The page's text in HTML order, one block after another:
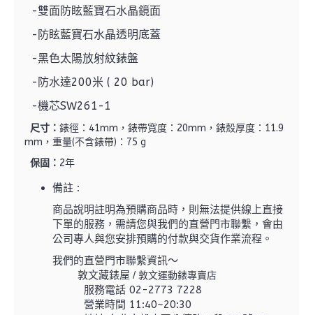
-雙面防眩藍寶石水晶鏡面
-防眩藍寶石水晶透明底蓋
-黑色太陽放射紋錶盤
-防水達200米 ( 20 bar)
-機芯SW261-1
尺寸： 錶徑：41mm，錶帶寬度：20mm，錶殼厚度：11.9
mm，重量(不含錶帶)：75 g
保固： 2年
備註 :
商品說明註明為預購商品時，則無法提供線上直接
下單的服務，需請您與我們的直營門市聯繫， 會由
公司專人與您安排預購的付款與交貨作業流程。
我們的直營門市聯繫資訊～
敦文藏錶屋 / 敦文運動錶專賣店
服務電話 02-2773 7228
營業時間 11:40~20:30